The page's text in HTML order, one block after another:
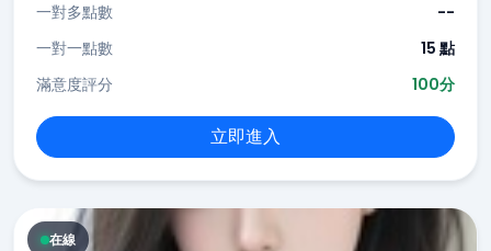
一對多點數
--
一對一點數
15 點
滿意度評分
100分
立即進入
在線